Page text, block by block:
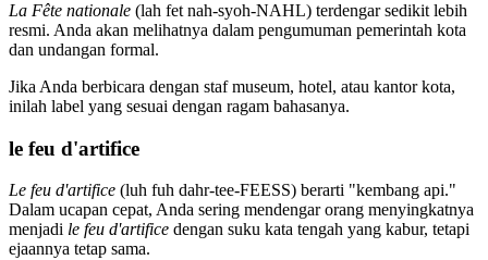
La Fête nationale (lah fet nah-syoh-NAHL) terdengar sedikit lebih
resmi. Anda akan melihatnya dalam pengumuman pemerintah kota
dan undangan formal.
Jika Anda berbicara dengan staf museum, hotel, atau kantor kota,
inilah label yang sesuai dengan ragam bahasanya.
le feu d'artifice
Le feu d'artifice (luh fuh dahr-tee-FEESS) berarti "kembang api."
Dalam ucapan cepat, Anda sering mendengar orang menyingkatnya
menjadi le feu d'artifice dengan suku kata tengah yang kabur, tetapi
ejaannya tetap sama.